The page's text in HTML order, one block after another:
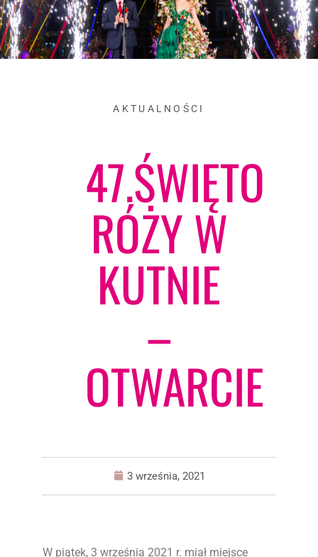
AKTUALNOŚCI
47.ŚWIĘTO
RÓŻY W
KUTNIE
–
OTWARCIE
3 września, 2021
W piątek, 3 września 2021 r. miał miejsce